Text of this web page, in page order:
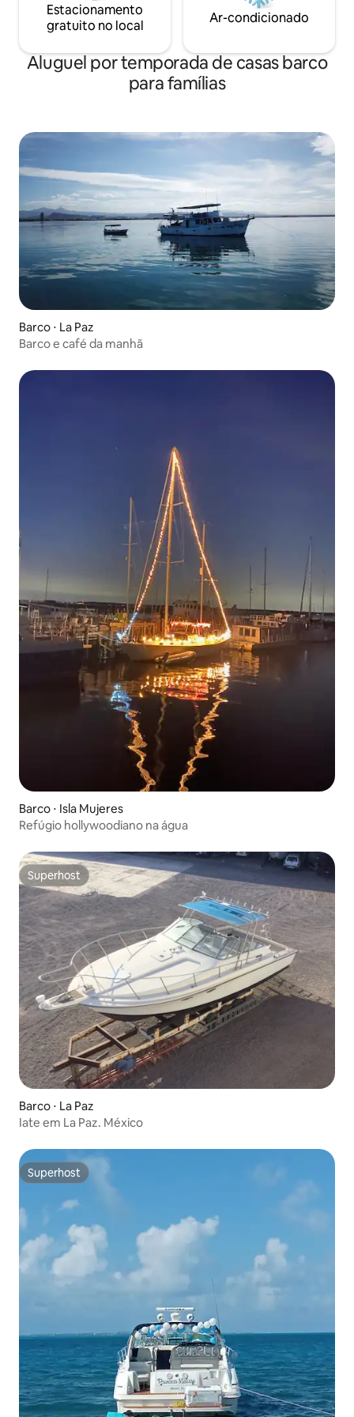
Estacionamento
gratuito no local
Ar-condicionado
Aluguel por temporada de casas barco
para famílias
Barco ⋅ La Paz
Barco e café da manhã
Barco ⋅ Isla Mujeres
Refúgio hollywoodiano na água
Superhost
Superhost
Barco ⋅ La Paz
Iate em La Paz. México
Superhost
Superhost